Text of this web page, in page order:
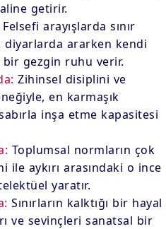
getirir.
Felsefi arayışlarda sınır
diyarlarda ararken kendi
gezgin ruhu verir.
Zihinsel disiplini ve
en karmaşık
inşa etme kapasitesi
Toplumsal normların çok
ile aykırı arasındaki o ince
yaratır.
Sınırların kalktığı bir hayal
ve sevinçleri sanatsal bir